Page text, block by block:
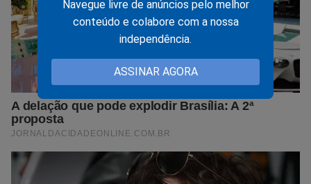
Navegue livre de anúncios pelo melhor
conteúdo e colabore com a nossa
independência.
ASSINAR AGORA